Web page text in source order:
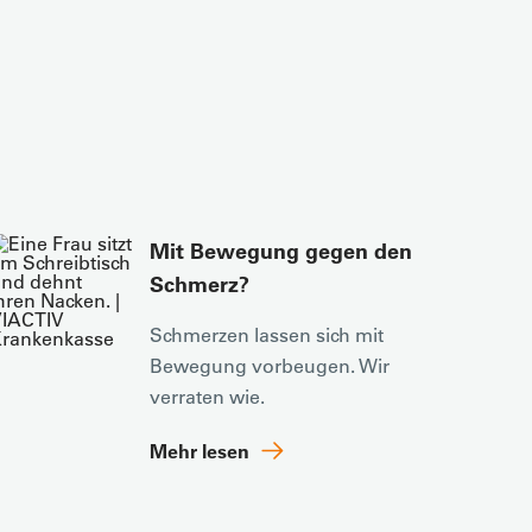
Mit Bewegung gegen den
Schmerz?
Schmerzen lassen sich mit
Bewegung vorbeugen. Wir
verraten wie.
Mehr lesen